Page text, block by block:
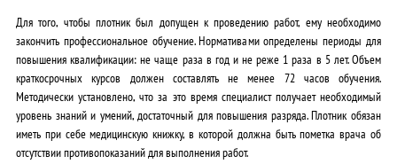
Для того, чтобы плотник был допущен к проведению работ, ему необходимо
закончить профессиональное обучение. Нормативами определены периоды для
повышения квалификации: не чаще раза в год и не реже 1 раза в 5 лет. Объем
краткосрочных курсов должен составлять не менее 72 часов обучения.
Методически установлено, что за это время специалист получает необходимый
уровень знаний и умений, достаточный для повышения разряда. Плотник обязан
иметь при себе медицинскую книжку, в которой должна быть пометка врача об
отсутствии противопоказаний для выполнения работ.